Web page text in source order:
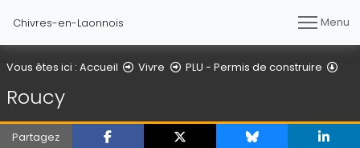
Chivres-en-Laonnois Menu
Vous êtes ici : Accueil Vivre PLU - Permis de construire
Roucy
Partagez